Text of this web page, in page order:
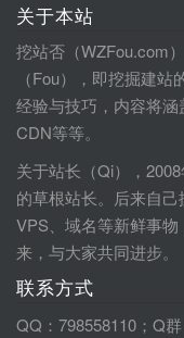
关于本站
挖站否（WZFou.com
（Fou），即挖掘建站
经验与技巧，内容将涵
CDN等等。
关于站长（Qi），
的草根站长。后来自己
VPS、域名等新鲜事
来，与大家共同进步。
联系方式
QQ：798558110；Q